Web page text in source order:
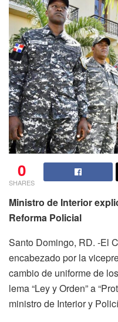
0
SHARES
Ministro de Interior
Reforma Policial
Santo Domingo, RD. -El
encabezado por la
cambio de uniforme de
lema “Ley y Orden” a
ministro de Interior y